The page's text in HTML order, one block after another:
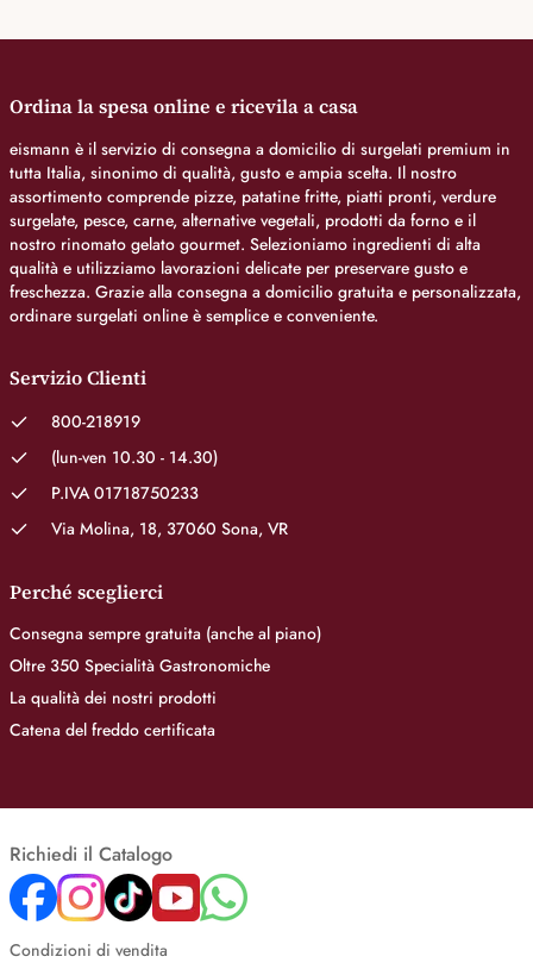
Ordina la spesa online e ricevila a casa
eismann è il servizio di consegna a domicilio di surgelati premium in
tutta Italia, sinonimo di qualità, gusto e ampia scelta. Il nostro
assortimento comprende pizze, patatine fritte, piatti pronti, verdure
surgelate, pesce, carne, alternative vegetali, prodotti da forno e il
nostro rinomato gelato gourmet. Selezioniamo ingredienti di alta
qualità e utilizziamo lavorazioni delicate per preservare gusto e
freschezza. Grazie alla consegna a domicilio gratuita e personalizzata,
ordinare surgelati online è semplice e conveniente.
Servizio Clienti
800-218919
(lun-ven 10.30 - 14.30)
P.IVA 01718750233
Via Molina, 18, 37060 Sona, VR
Perché sceglierci
Consegna sempre gratuita (anche al piano)
Oltre 350 Specialità Gastronomiche
La qualità dei nostri prodotti
Catena del freddo certificata
Richiedi il Catalogo
Condizioni di vendita